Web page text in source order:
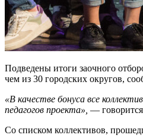
Подведены итоги заочного
чем из 30 городских округов,
«В качестве бонуса все
педагогов проекта», —
Со списком коллективов,